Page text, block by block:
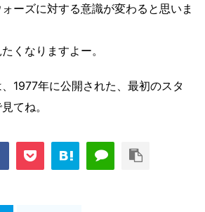
ーズに対する意識が変わると思いま
くなりますよー。
1977年に公開された、最初のスタ
てね。